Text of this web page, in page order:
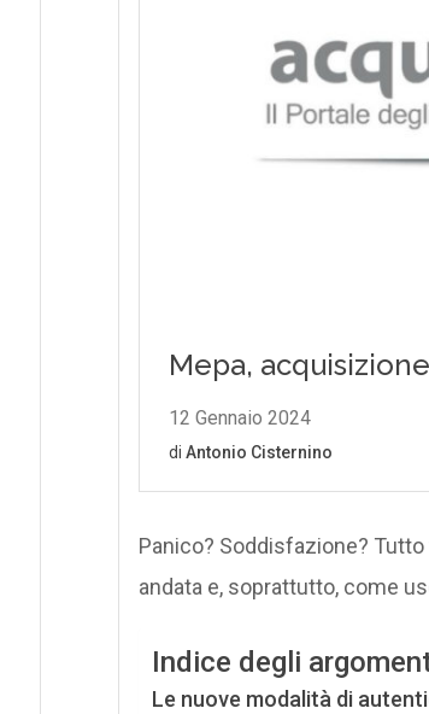
Panico? Soddisfazione?
andata e, soprattutto, come
Indice degli
Le nuove modalità di